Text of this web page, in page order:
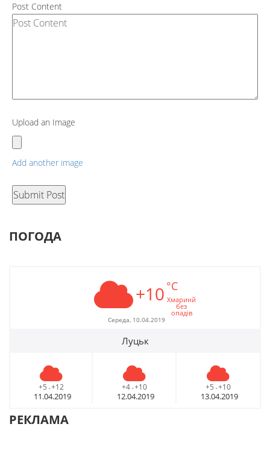
Post Content
Upload an Image
Add another image
ПОГОДА
+10 °C
Хмаринй
без
опадів
Середа, 10.04.2019
Луцьк
+5 - +12
11.04.2019
+4 - +10
12.04.2019
+5 - +10
13.04.2019
РЕКЛАМА